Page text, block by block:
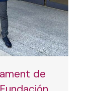
de